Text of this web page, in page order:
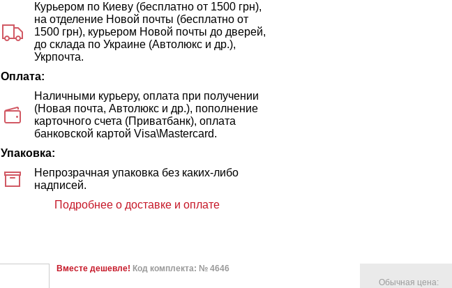
Курьером по Киеву (бесплатно от 1500 грн),
на отделение Новой почты (бесплатно от
1500 грн), курьером Новой почты до дверей,
до склада по Украине (Автолюкс и др.),
Укрпочта.
Оплата:
Наличными курьеру, оплата при получении
(Новая почта, Автолюкс и др.), пополнение
карточного счета (Приватбанк), оплата
банковской картой Visa\Mastercard.
Упаковка:
Непрозрачная упаковка без каких-либо
надписей.
Подробнее о доставке и оплате
Вместе дешевле! Код комплекта: № 4646
Обычная цена: